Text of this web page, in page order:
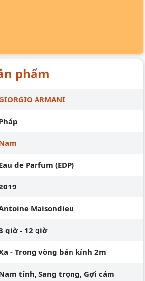
phẩm
GIORGIO ARMANI
Pháp
Nam
Eau de Parfum (EDP)
Maisondieu
giờ - 12 giờ
- Trong vòng bán kính 2m
Nam tính, Sang trọng, Gợi cảm